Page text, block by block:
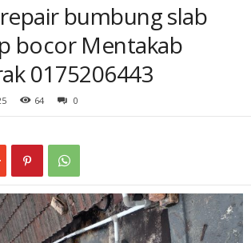
bumbung slab
bocor Mentakab
0175206443
64 0